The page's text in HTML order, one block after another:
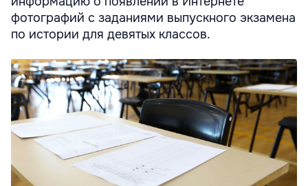
фотографий с заданиями выпускного экзамена
по истории для девятых классов.